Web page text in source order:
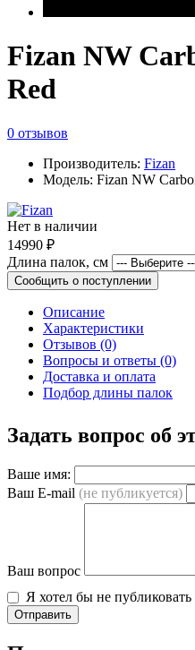
Fizan NW
Red
0 отзывов
Производитель: Fizan
Модель: Fizan NW
Нет в наличии
14990 ₽
Длина палок, см
Сообщить о поступлении
Описание
Характеристики
Отзывов (0)
Вопросы и ответы (0)
Доставка и оплата
Подбор длины палок
Задать вопрос об
Ваше имя:
Ваш E-mail (не публикуется)
Ваш вопрос
Я хотел бы не публиковать
Отправить